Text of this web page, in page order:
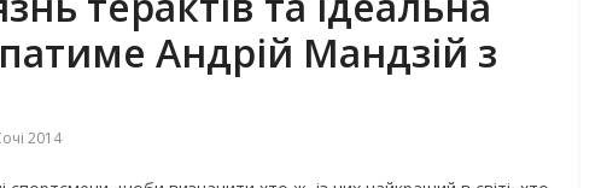
Андрій Мандзій з
2014